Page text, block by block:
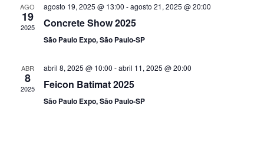
AGO
19
2025
agosto 19, 2025 @ 13:00 -agosto 21, 2025 @ 20:00
Concrete Show 2025
São Paulo Expo, São Paulo-SP
ABR
8
2025
abril 8, 2025 @ 10:00 -abril 11, 2025 @ 20:00
Feicon Batimat 2025
São Paulo Expo, São Paulo-SP